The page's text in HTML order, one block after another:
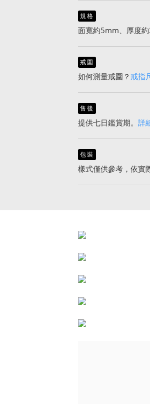
規格
面寬約5mm、厚度
戒圍
如何測量戒圍？ 戒指
售後
提供七日鑑賞期。 詳
包裝
樣式僅供參考，依實